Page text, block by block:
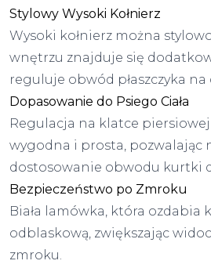
Stylowy Wysoki Kołnierz
Wysoki kołnierz można
wnętrzu znajduje się
reguluje obwód płaszczyka na
Dopasowanie do Psiego Ciała
Regulacja na klatce
wygodna i prosta, pozwalając
dostosowanie obwodu kurtki
Bezpieczeństwo po Zmroku
Biała lamówka, która ozdabia
odblaskową, zwiększając
zmroku.